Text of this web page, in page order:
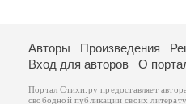
Авторы Произведения
Вход для авторов
О
Портал Стихи.ру предоставляет
свободной публикации своих